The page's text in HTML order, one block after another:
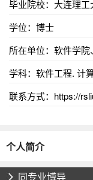
毕业院校：大连理工
学位：博士
所在单位：软件学
学科：软件工程. 计
联系方式： https://
个人简介
同专业博导